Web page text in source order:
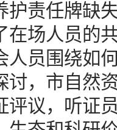
护责任牌缺
在场人员的
人员围绕如
讨，市自然
评议，听证